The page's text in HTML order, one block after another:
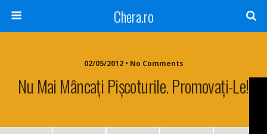
Chera.ro
02/05/2012 • No Comments
Nu Mai Mâncați Pișcoturile. Promovați-Le!